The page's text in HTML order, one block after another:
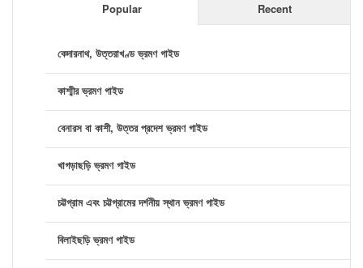
Popular Recent
কেদারনাথ, উত্তরাখণ্ড ভ্রমণ গাইড
কাশ্মীর ভ্রমণ গাইড
বেনারস বা কাশী, উত্তর প্রদেশ ভ্রমণ গাইড
খাগড়াছড়ি ভ্রমণ গাইড
চট্টগ্রাম এবং চট্টগ্রামের দর্শনীয় স্থান ভ্রমণ গাইড
বিলাইছড়ি ভ্রমণ গাইড